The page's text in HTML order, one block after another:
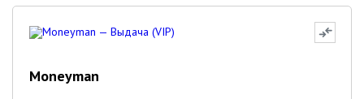
Moneyman